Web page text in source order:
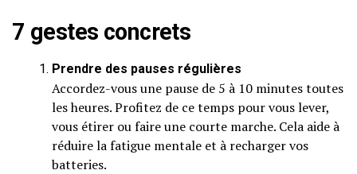
7 gestes concrets
Prendre des pauses régulières
Accordez-vous une pause de 5 à 10 minutes toutes
les heures. Profitez de ce temps pour vous lever,
vous étirer ou faire une courte marche. Cela aide à
réduire la fatigue mentale et à recharger vos
batteries.